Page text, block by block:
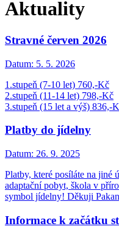
Aktuality
Stravné červen 2026
Datum: 5. 5. 2026
1.stupeň (7-10 let) 760,-Kč
2.stupeň (11-14 let) 798,-Kč
3.stupeň (15 let a výš) 836,-
Platby do jídelny
Datum: 26. 9. 2025
Platby, které posíláte na jiné
adaptační pobyt, škola v
symbol jídelny! Děkuji
Informace k začátku